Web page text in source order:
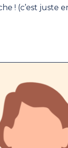
! (c’est juste